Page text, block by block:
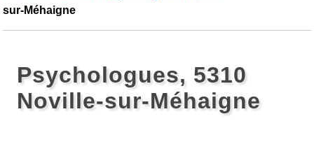
sur-Méhaigne
Psychologues, 5310
Noville-sur-Méhaigne